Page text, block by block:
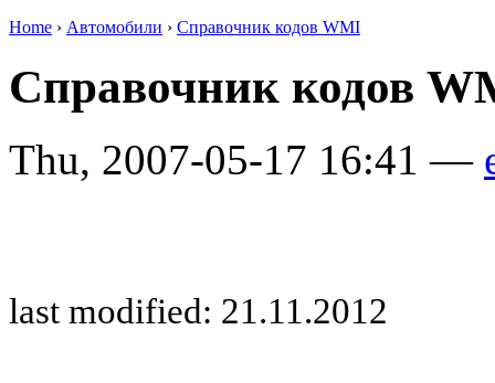
Home › Автомобили › Справочник кодов WMI
Справочник кодов
Thu, 2007-05-17 16:41 —
last modified: 21.11.2012